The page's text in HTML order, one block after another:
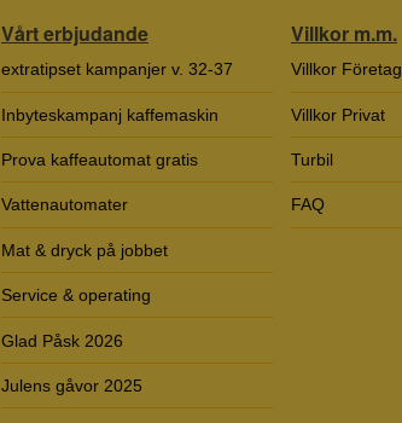
Vårt erbjudande
extratipset kampanjer v. 32-37
Inbyteskampanj kaffemaskin
Prova kaffeautomat gratis
Vattenautomater
Mat & dryck på jobbet
Service & operating
Glad Påsk 2026
Julens gåvor 2025
Villkor m.m.
Villkor Företag
Villkor Privat
Turbil
FAQ